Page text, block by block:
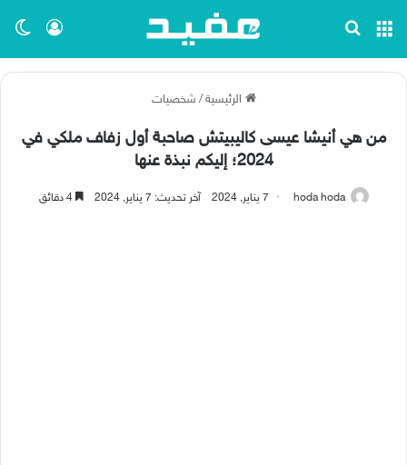
تسجيل القائمة
الرئيسية / شخصيات
من هي أنيشا عيسى كاليبيتش صاحبة أول زفاف ملكي في
2024؛ إليكم نبذة عنها
hoda hoda 7 يناير, 2024 آخر تحديث: 7 يناير, 2024 4 دقائق